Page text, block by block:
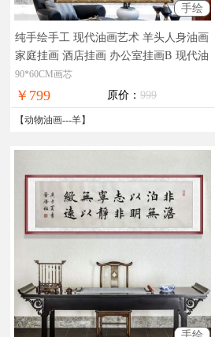
手绘
纯手绘手工 现代油画艺术 羊头人身油画
家庭挂画 酒店挂画 办公室挂画B 现代油
画，油画半身像，在线支付，全国免邮
90*60CM画芯
￥799 原价： 999
【动物油画---羊】